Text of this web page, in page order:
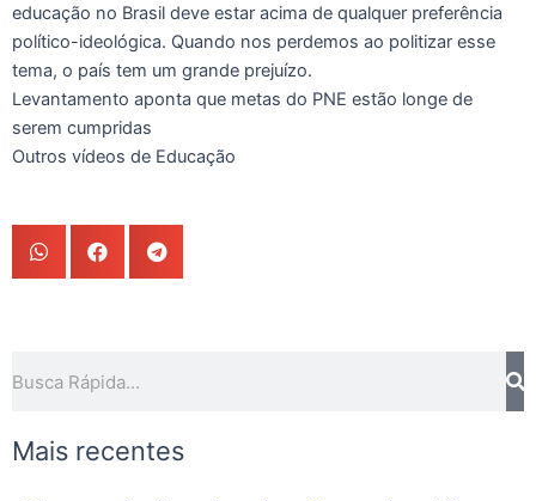
educação no Brasil deve estar acima de qualquer preferência
político-ideológica. Quando nos perdemos ao politizar esse
tema, o país tem um grande prejuízo.
Levantamento aponta que metas do PNE estão longe de
serem cumpridas
Outros vídeos de Educação
Mais recentes